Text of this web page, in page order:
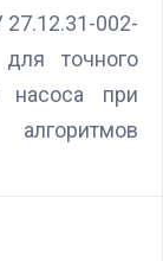
27.12.31-002-
точного
насоса при
с